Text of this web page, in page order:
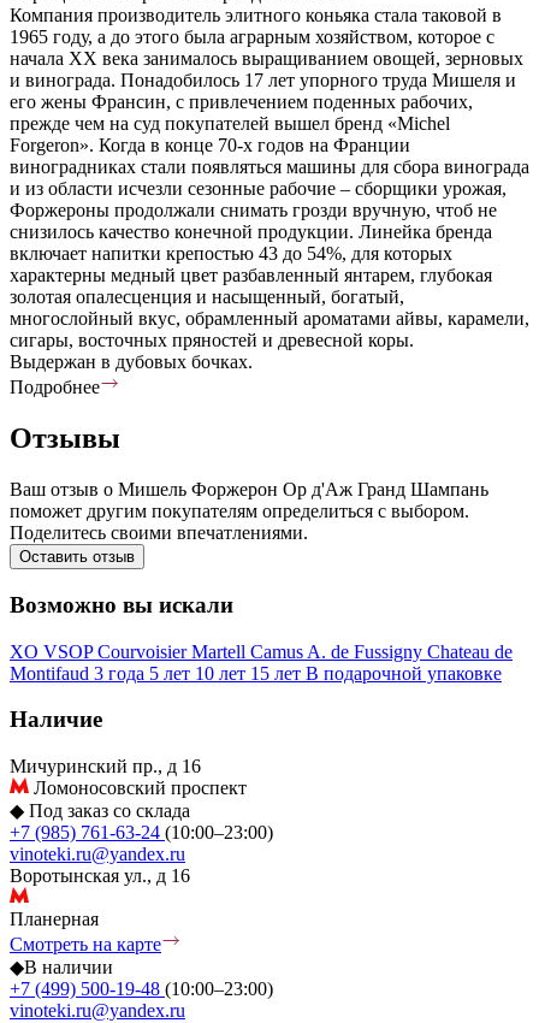
Компания производитель элитного коньяка стала таковой в
1965 году, а до этого была аграрным хозяйством, которое с
начала XX века занималось выращиванием овощей, зерновых
и винограда. Понадобилось 17 лет упорного труда Мишеля и
его жены Франсин, с привлечением поденных рабочих,
прежде чем на суд покупателей вышел бренд «Michel
Forgeron». Когда в конце 70-х годов на Франции
виноградниках стали появляться машины для сбора винограда
и из области исчезли сезонные рабочие – сборщики урожая,
Форжероны продолжали снимать грозди вручную, чтоб не
снизилось качество конечной продукции. Линейка бренда
включает напитки крепостью 43 до 54%, для которых
характерны медный цвет разбавленный янтарем, глубокая
золотая опалесценция и насыщенный, богатый,
многослойный вкус, обрамленный ароматами айвы, карамели,
сигары, восточных пряностей и древесной коры.
Выдержан в дубовых бочках.
Подробнее
Отзывы
Ваш отзыв о Мишель Форжерон Ор д'Аж Гранд Шампань
поможет другим покупателям определиться с выбором.
Поделитесь своими впечатлениями.
Оставить отзыв
Возможно вы искали
XO VSOPCourvoisierMartell Camus A. de Fussigny Chateau de
Montifaud 3 года 5 лет 10 лет 15 лет В подарочной упаковке
Наличие
Мичуринский пр., д 16
Ломоносовский проспект
◆ Под заказ со склада
+7 (985) 761-63-24 (10:00–23:00)
vinoteki.ru@yandex.ru
Воротынская ул., д 16
Планерная
Смотреть на карте
◆В наличии
+7 (499) 500-19-48 (10:00–23:00)
vinoteki.ru@yandex.ru